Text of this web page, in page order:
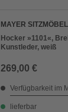
MAYER SITZMÖBEL
Hocker »1101«,
Kunstleder, weiß
269,00 €
Verfügbarkeit im
lieferbar